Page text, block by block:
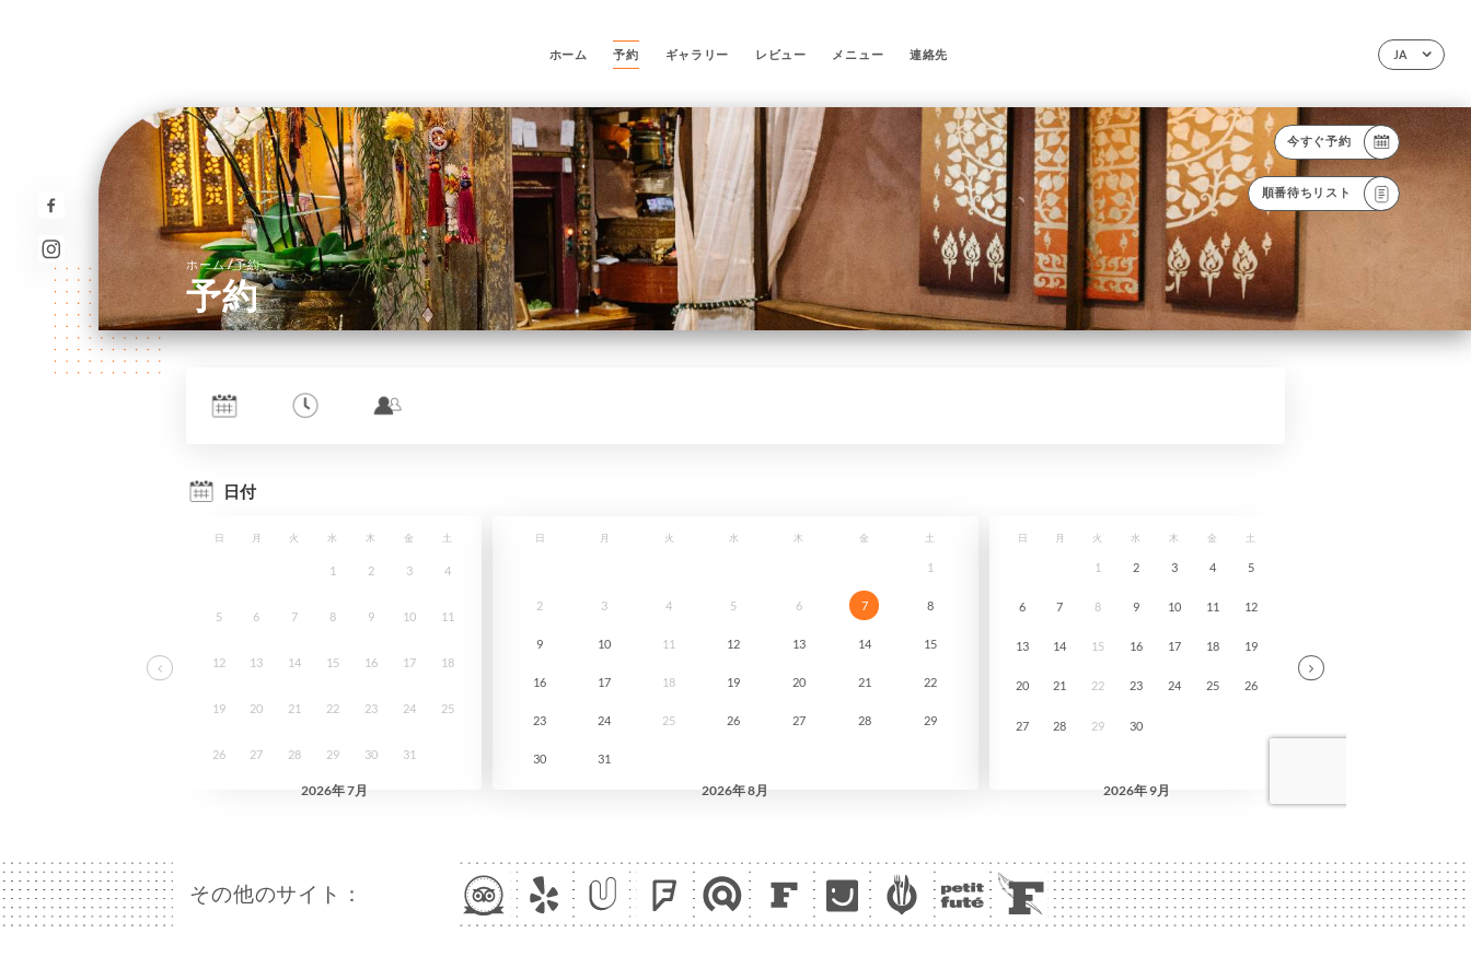
JA
ホーム 予約 ギャラリー レビュー メニュー 連絡先
今すぐ予約
順番待ちリスト
ホーム/予約
予約
その他のサイト：